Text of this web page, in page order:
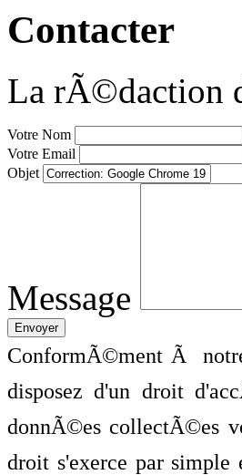
Contacter
La rÃ©daction
Votre Nom
Votre Email
Objet
Message
ConformÃ©ment Ã
disposez d'un droit
donnÃ©es collectÃ©es
droit s'exerce par